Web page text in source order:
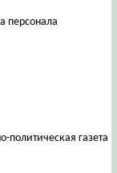
персонала
газета